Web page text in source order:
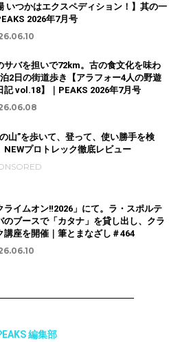
いつかはエクスペディション！】其の一
2026年7月号
サバを担いで72km。古の食文化を味わ
2日の街道歩き【アラフォー4人の野遊
記 vol.18】｜PEAKS 2026年7月号
山”を歩いて、登って、使い勝手を検
NEWプロトレック徹底レビュー
ライムオン‼2026」にて。ラ・スポルテ
のブースで「カタナ」を貸し出し、クラ
講座を開催｜筆とまなざし＃464
編集部